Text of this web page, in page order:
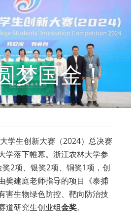
梦国金！
学生创新大赛（2024）总决赛
学落下帷幕。浙江农林大学参
2项、银奖2项、铜奖1项，创
樊建庭老师指导的项目《泰捕
生物绿色防控、靶向防治技
道研究生创业组金奖。